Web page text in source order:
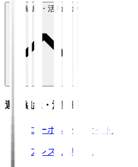
運営組織・活動紹介
運営組織・活動紹介
コーポレートサイト
プレスリリース